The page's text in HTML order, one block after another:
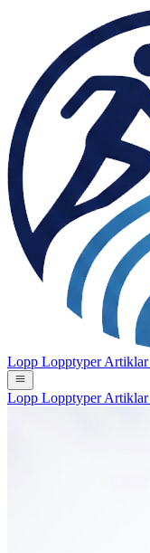
Lopp LopptyperArtiklar
Lopp LopptyperArtiklar